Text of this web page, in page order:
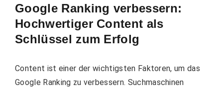
Google Ranking verbessern:
Hochwertiger Content als
Schlüssel zum Erfolg
Content ist einer der wichtigsten Faktoren, um das
Google Ranking zu verbessern. Suchmaschinen